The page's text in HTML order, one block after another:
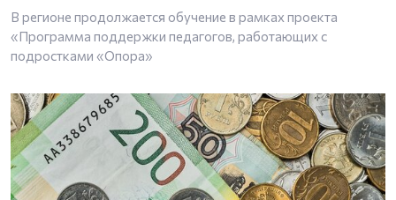
В регионе продолжается обучение в рамках проекта
«Программа поддержки педагогов, работающих с
подростками «Опора»